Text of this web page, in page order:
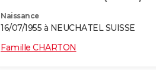
Naissance
16/07/1955 à NEUCHATEL SUISSE
Famille CHARTON